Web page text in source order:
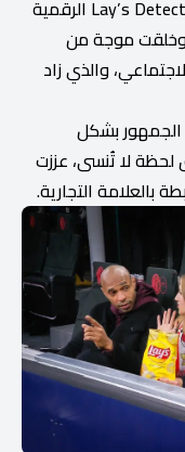
دمج الواقع الرقمي والتقليدي: تجربة Lay’s Detector الرقمية
وخلقت موجة من
والذي زاد
الجمهور بشكل
لا تُنسى، عززت
بالعلامة التجارية.